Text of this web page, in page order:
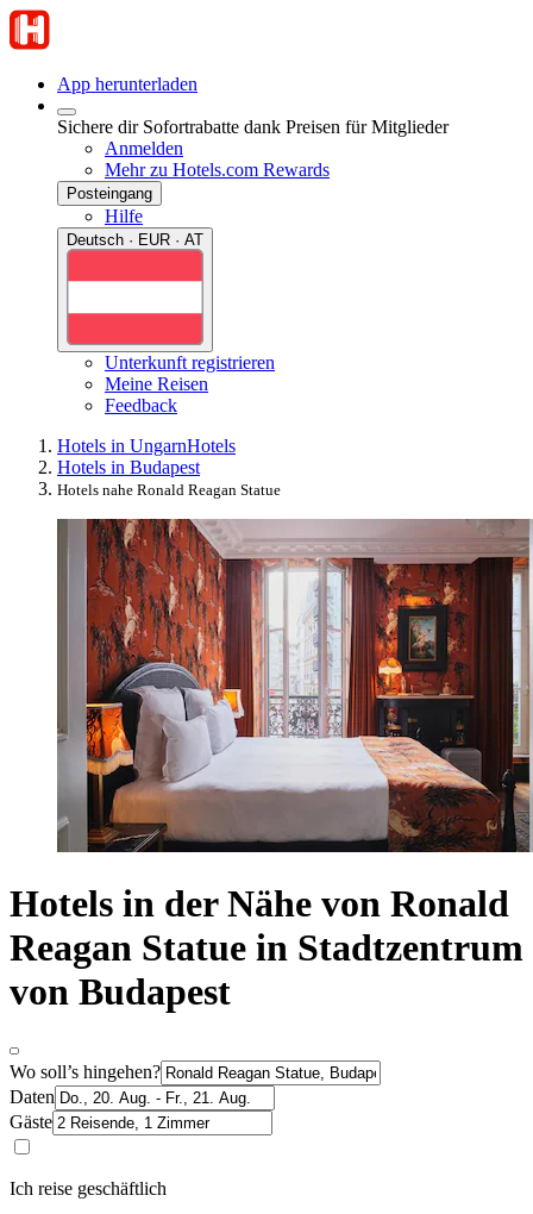
App herunterladen
Sichere dir Sofortrabatte dank Preisen für Mitglieder
Anmelden
Mehr zu Hotels.com Rewards
Posteingang
Hilfe
Deutsch · EUR · AT
Unterkunft registrieren
Meine Reisen
Feedback
Hotels in UngarnHotels
Hotels in Budapest
Hotels nahe Ronald Reagan Statue
Hotels in der Nähe von Ronald
Reagan Statue in Stadtzentrum
von Budapest
Wo soll’s hingehen?
Daten
Gäste
Ich reise geschäftlich